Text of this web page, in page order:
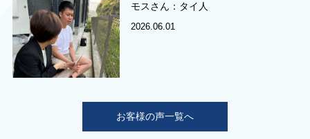
モスさん：タイ人
2026.06.01
お客様の声一覧へ